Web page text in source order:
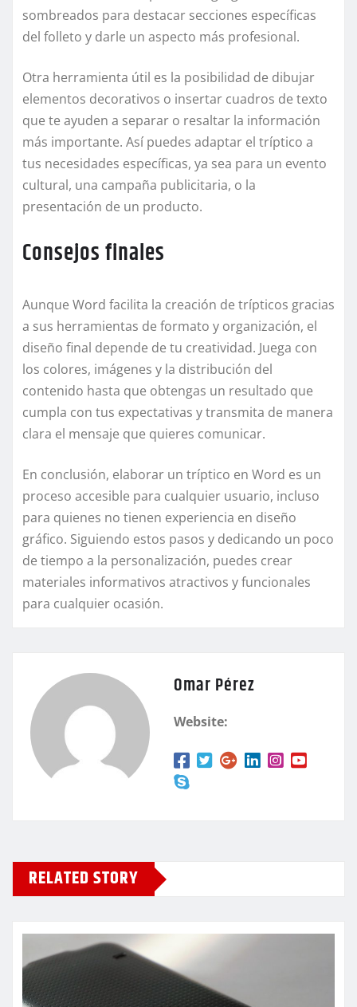
sombreados para destacar secciones específicas
del folleto y darle un aspecto más profesional.
Otra herramienta útil es la posibilidad de dibujar
elementos decorativos o insertar cuadros de texto
que te ayuden a separar o resaltar la información
más importante. Así puedes adaptar el tríptico a
tus necesidades específicas, ya sea para un evento
cultural, una campaña publicitaria, o la
presentación de un producto.
Consejos finales
Aunque Word facilita la creación de trípticos gracias
a sus herramientas de formato y organización, el
diseño final depende de tu creatividad. Juega con
los colores, imágenes y la distribución del
contenido hasta que obtengas un resultado que
cumpla con tus expectativas y transmita de manera
clara el mensaje que quieres comunicar.
En conclusión, elaborar un tríptico en Word es un
proceso accesible para cualquier usuario, incluso
para quienes no tienen experiencia en diseño
gráfico. Siguiendo estos pasos y dedicando un poco
de tiempo a la personalización, puedes crear
materiales informativos atractivos y funcionales
para cualquier ocasión.
Omar Pérez
Website:
RELATED STORY